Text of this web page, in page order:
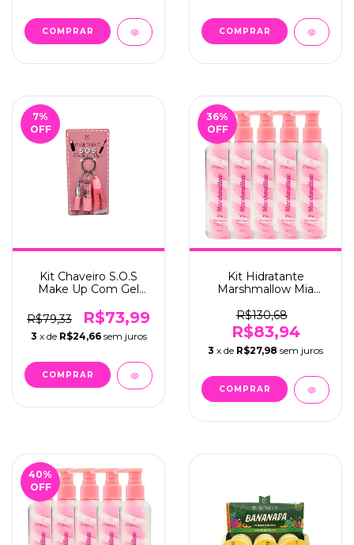
7%
OFF
Kit Chaveiro S.O.S
Make Up Com Gel
C/6 - Mia Make (566)
R$79,33 R$73,99
3 x de R$24,66 sem juros
36%
OFF
Kit Hidratante
Marshmallow Mia
R$130,68
R$83,94
3 x de R$27,98 sem juros
40%
OFF